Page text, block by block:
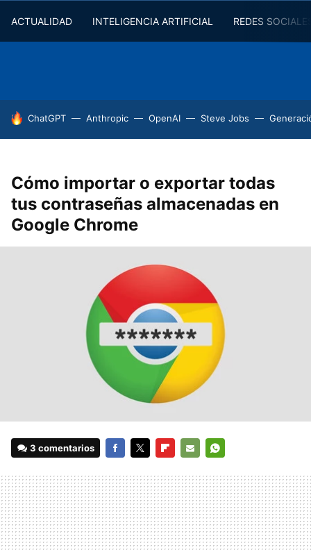
ACTUALIDAD INTELIGENCIA ARTIFICIAL REDES
HOY SE HABLA DE
ChatGPT Anthropic OpenAI Steve Jobs
Cómo importar o exportar todas
tus contraseñas almacenadas en
Google Chrome
3 comentarios
MAIL